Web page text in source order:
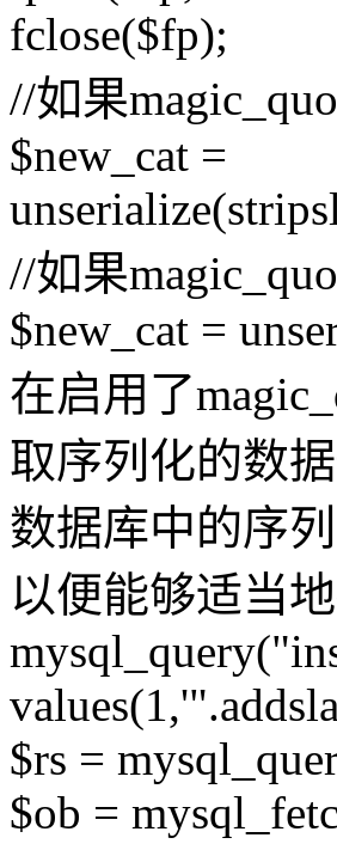
fclose($fp);
//如果
$new_cat =
//如果
$new_cat =
在启用了
取序列化的数
数据库中的序
以便能够适当地
$rs =
$ob =